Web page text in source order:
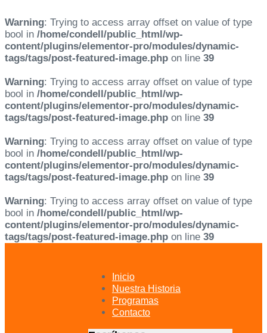
Warning: Trying to access array offset on value of type
bool in /home/condell/public_html/wp-
content/plugins/elementor-pro/modules/dynamic-
tags/tags/post-featured-image.php on line 39
Warning: Trying to access array offset on value of type
bool in /home/condell/public_html/wp-
content/plugins/elementor-pro/modules/dynamic-
tags/tags/post-featured-image.php on line 39
Warning: Trying to access array offset on value of type
bool in /home/condell/public_html/wp-
content/plugins/elementor-pro/modules/dynamic-
tags/tags/post-featured-image.php on line 39
Warning: Trying to access array offset on value of type
bool in /home/condell/public_html/wp-
content/plugins/elementor-pro/modules/dynamic-
tags/tags/post-featured-image.php on line 39
Inicio
Nuestra Historia
Programas
Contacto